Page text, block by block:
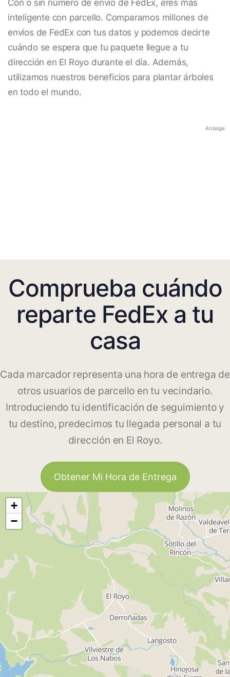
Con o sin número de envío de FedEx, eres más
inteligente con parcello. Comparamos millones de
envíos de FedEx con tus datos y podemos decirte
cuándo se espera que tu paquete llegue a tu
dirección en El Royo durante el día. Además,
utilizamos nuestros beneficios para plantar árboles
en todo el mundo.
Anzeige
Comprueba cuándo
reparte FedEx a tu
casa
Cada marcador representa una hora de entrega de
otros usuarios de parcello en tu vecindario.
Introduciendo tu identificación de seguimiento y
tu destino, predecimos tu llegada personal a tu
dirección en El Royo.
Obtener Mi Hora de Entrega
+
−